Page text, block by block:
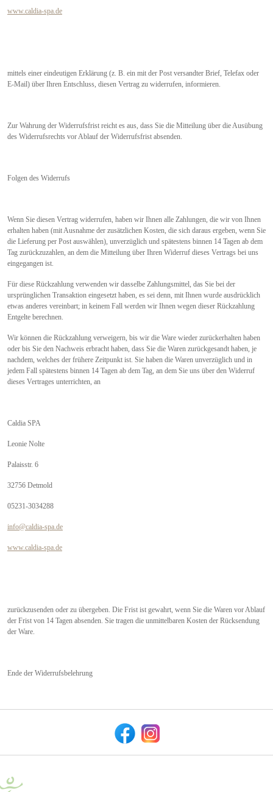
www.caldia-spa.de
mittels einer eindeutigen Erklärung (z. B. ein mit der Post versandter Brief, Telefax oder
E-Mail) über Ihren Entschluss, diesen Vertrag zu widerrufen, informieren.
Zur Wahrung der Widerrufsfrist reicht es aus, dass Sie die Mitteilung über die Ausübung
des Widerrufsrechts vor Ablauf der Widerrufsfrist absenden.
Folgen des Widerrufs
Wenn Sie diesen Vertrag widerrufen, haben wir Ihnen alle Zahlungen, die wir von Ihnen
erhalten haben (mit Ausnahme der zusätzlichen Kosten, die sich daraus ergeben, wenn Sie
die Lieferung per Post auswählen), unverzüglich und spätestens binnen 14 Tagen ab dem
Tag zurückzuzahlen, an dem die Mitteilung über Ihren Widerruf dieses Vertrags bei uns
eingegangen ist.
Für diese Rückzahlung verwenden wir dasselbe Zahlungsmittel, das Sie bei der
ursprünglichen Transaktion eingesetzt haben, es sei denn, mit Ihnen wurde ausdrücklich
etwas anderes vereinbart; in keinem Fall werden wir Ihnen wegen dieser Rückzahlung
Entgelte berechnen.
Wir können die Rückzahlung verweigern, bis wir die Ware wieder zurückerhalten haben
oder bis Sie den Nachweis erbracht haben, dass Sie die Waren zurückgesandt haben, je
nachdem, welches der frühere Zeitpunkt ist. Sie haben die Waren unverzüglich und in
jedem Fall spätestens binnen 14 Tagen ab dem Tag, an dem Sie uns über den Widerruf
dieses Vertrages unterrichten, an
Caldia SPA
Leonie Nolte
Palaisstr. 6
32756 Detmold
05231-3034288
info@caldia-spa.de
www.caldia-spa.de
zurückzusenden oder zu übergeben. Die Frist ist gewahrt, wenn Sie die Waren vor Ablauf
der Frist von 14 Tagen absenden. Sie tragen die unmittelbaren Kosten der Rücksendung
der Ware.
Ende der Widerrufsbelehrung